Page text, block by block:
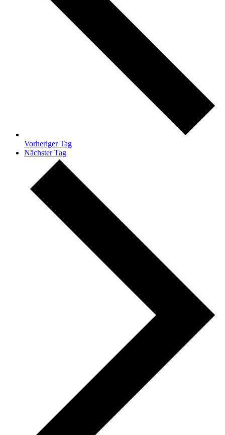
Vorheriger Tag
Nächster Tag